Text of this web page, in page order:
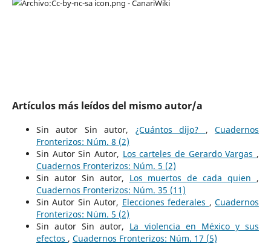
Artículos más leídos del mismo autor/a
Sin autor Sin autor, ¿Cuántos dijo? ,Cuadernos
Fronterizos: Núm. 8 (2)
Sin Autor Sin Autor, Los carteles de Gerardo Vargas ,
Cuadernos Fronterizos: Núm. 5 (2)
Sin autor Sin autor, Los muertos de cada quien ,
Cuadernos Fronterizos: Núm. 35 (11)
Sin Autor Sin Autor, Elecciones federales ,Cuadernos
Fronterizos: Núm. 5 (2)
Sin autor Sin autor, La violencia en México y sus
efectos , Cuadernos Fronterizos: Núm. 17 (5)